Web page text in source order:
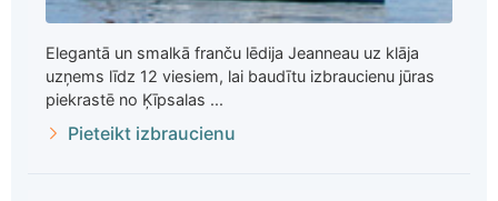
Elegantā un smalkā franču lēdija Jeanneau uz klāja
uzņems līdz 12 viesiem, lai baudītu izbraucienu jūras
piekrastē no Ķīpsalas ...
Pieteikt izbraucienu